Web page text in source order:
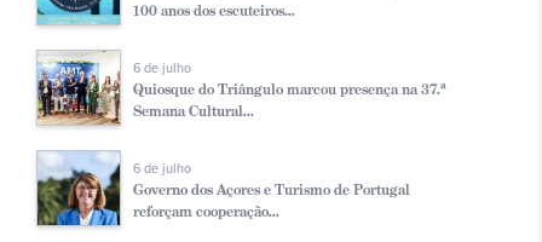
100 anos dos escuteiros...
6 de julho
Quiosque do Triângulo marcou presença na 37.ª
Semana Cultural...
6 de julho
Governo dos Açores e Turismo de Portugal
reforçam cooperação...